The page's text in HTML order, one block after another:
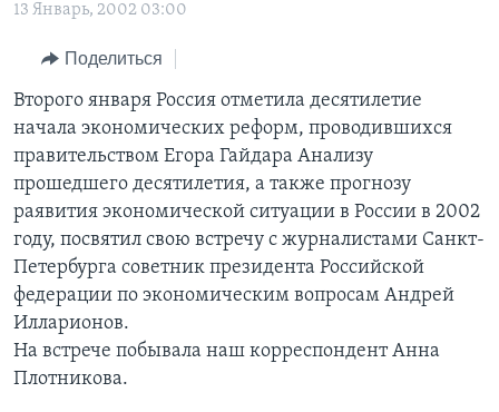
Перейти
навигации
Перейти
поиск
АМЕРИКА
НОВОСТИ ЗА МИНУТУ
ИТОГИ
ПОЧЕМУ ЭТО ВАЖНО?
ДИСКУССИЯ VOA
ДЕТАЛИ
НЬЮ-ЙОРК NEW YORK
АМЕРИКА. БОЛЬШОЕ ПУТЕШЕСТВИЕ
ПРОЕКТЫ
УЧИМ АНГЛИЙСКИЙ
НАША АМЕРИКАНСКАЯ ИСТОРИЯ
А КАК В АМЕРИКЕ?
АРТЕФАКТЫ
АМЕРИКАНСКИЕ ГОРОДКИ
ТЕСТЫ
ЭКСПЕРТИЗА
ИНТЕРВЬЮ
ФАКТЫ ПРОТИВ ФЕЙКОВ
ЗА СВОБОДУ ПРЕССЫ
УЧИМ АНГЛИЙСКИЙ
ВИДЕО
ПОДПИСКА НА НОВОСТИ
Learning English
13 Январь, 2002 03:00
Поделиться
Второго января Россия отметила десятилетие
начала экономических реформ, проводившихся
правительством Егора Гайдара Анализу
прошедшего десятилетия, а также прогнозу
раявития экономической ситуации в России в 2002
году, посвятил свою встречу с журналистами Санкт-
Петербурга советник президента Российской
федерации по экономическим вопросам Андрей
Илларионов.
На встрече побывала наш корреспондент Анна
Плотникова.